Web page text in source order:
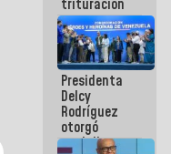
trituración
para
optimizar
manejo de
escombros
en La Guaira
Presidenta
Delcy
Rodríguez
otorgó
medalla